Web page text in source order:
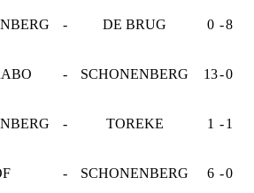
- DE BRUG 0 -8
- SCHONENBERG 13-0
- TOREKE 1 -1
- SCHONENBERG 6 -0